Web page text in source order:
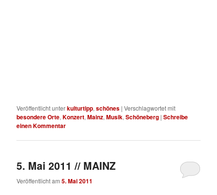
Veröffentlicht unterkulturtipp,schönes |Verschlagwortet mit
besondere Orte,Konzert,Mainz,Musik,Schöneberg |Schreibe
einen Kommentar
5. Mai 2011 // MAINZ
Veröffentlicht am5. Mai 2011